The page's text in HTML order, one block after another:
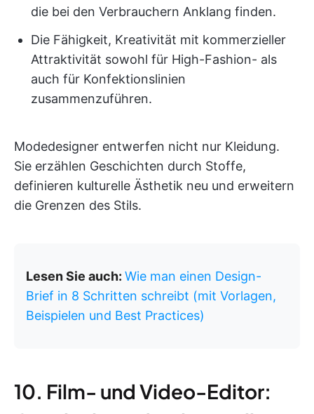
die bei den Verbrauchern Anklang finden.
Die Fähigkeit, Kreativität mit kommerzieller
Attraktivität sowohl für High-Fashion- als
auch für Konfektionslinien
zusammenzuführen.
Modedesigner entwerfen nicht nur Kleidung.
Sie erzählen Geschichten durch Stoffe,
definieren kulturelle Ästhetik neu und erweitern
die Grenzen des Stils.
Lesen Sie auch: Wie man einen Design-
Brief in 8 Schritten schreibt (mit Vorlagen,
Beispielen und Best Practices)
10. Film- und Video-Editor: